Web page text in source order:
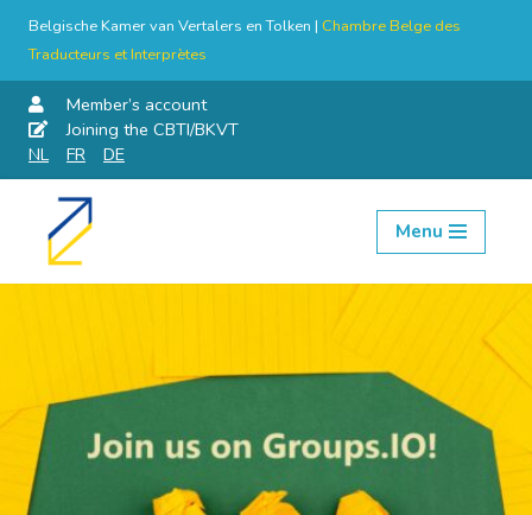
Belgische Kamer van Vertalers en Tolken | Chambre Belge des
Traducteurs et Interprètes
Member’s account
Joining the CBTI/BKVT
NL
FR DE
Skip
Menu